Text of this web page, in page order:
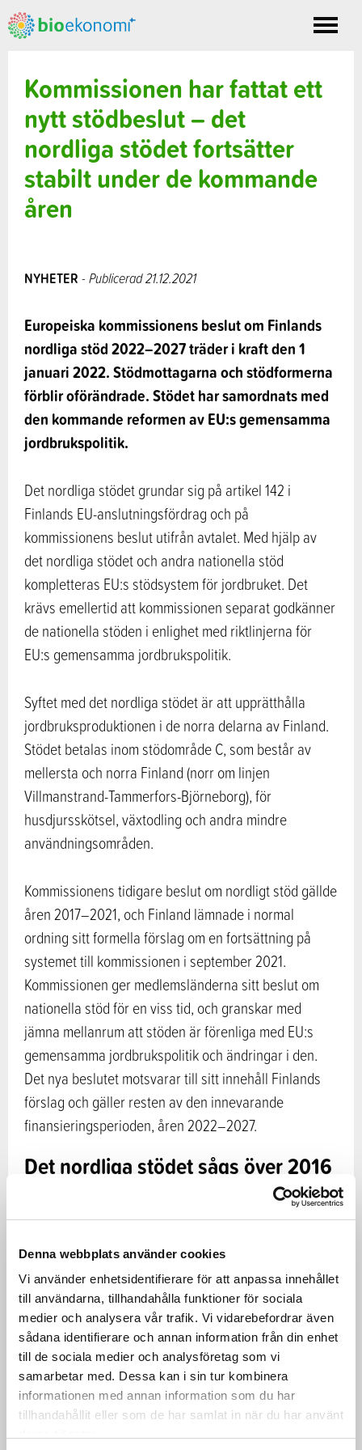
Denna webbplats använder cookies
Vi använder enhetsidentifierare för att anpassa innehållet
till användarna, tillhandahålla funktioner för sociala
medier och analysera vår trafik. Vi vidarebefordrar även
sådana identifierare och annan information från din enhet
till de sociala medier och analysföretag som vi
samarbetar med. Dessa kan i sin tur kombinera
informationen med annan information som du har
tillhandahållit eller som de har samlat in när du har använt
Toggle
Kommissionen har fattat ett
nytt stödbeslut – det
nordliga stödet fortsätter
stabilt under de kommande
åren
NYHETER - Publicerad 21.12.2021
Europeiska kommissionens beslut om Finlands
nordliga stöd 2022–2027 träder i kraft den 1
januari 2022. Stödmottagarna och stödformerna
förblir oförändrade. Stödet har samordnats med
den kommande reformen av EU:s gemensamma
jordbrukspolitik.
Det nordliga stödet grundar sig på artikel 142 i
Finlands EU-anslutningsfördrag och på
kommissionens beslut utifrån avtalet. Med hjälp av
det nordliga stödet och andra nationella stöd
kompletteras EU:s stödsystem för jordbruket. Det
krävs emellertid att kommissionen separat godkänner
de nationella stöden i enlighet med riktlinjerna för
EU:s gemensamma jordbrukspolitik.
Syftet med det nordliga stödet är att upprätthålla
jordbruksproduktionen i de norra delarna av Finland.
Stödet betalas inom stödområde C, som består av
mellersta och norra Finland (norr om linjen
Villmanstrand-Tammerfors-Björneborg), för
husdjursskötsel, växtodling och andra mindre
användningsområden.
Kommissionens tidigare beslut om nordligt stöd gällde
åren 2017–2021, och Finland lämnade i normal
ordning sitt formella förslag om en fortsättning på
systemet till kommissionen i september 2021.
Kommissionen ger medlemsländerna sitt beslut om
nationella stöd för en viss tid, och granskar med
jämna mellanrum att stöden är förenliga med EU:s
gemensamma jordbrukspolitik och ändringar i den.
Det nya beslutet motsvarar till sitt innehåll Finlands
förslag och gäller resten av den innevarande
finansieringsperioden, åren 2022–2027.
Det nordliga stödet sågs över 2016
Beslutet om nordligt stöd reviderades 2016 med det
förenkla uppföljningen. Kommissionen gav då sitt
stödbeslut för perioden 2017–2021. Det effektiva
genomförandet av stödet på gårdsnivå förblev
oförändrat och kommissionens nya beslut för 2022–
2027 fortsätter på samma linje.
Jord- och skogsbruksminister Jari Leppä är nöjd med